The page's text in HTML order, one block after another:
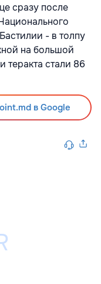
сразу после
- в толпу
на большой
теракта стали 86
в Google